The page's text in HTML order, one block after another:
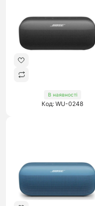
В наявності
Код: WU-0248